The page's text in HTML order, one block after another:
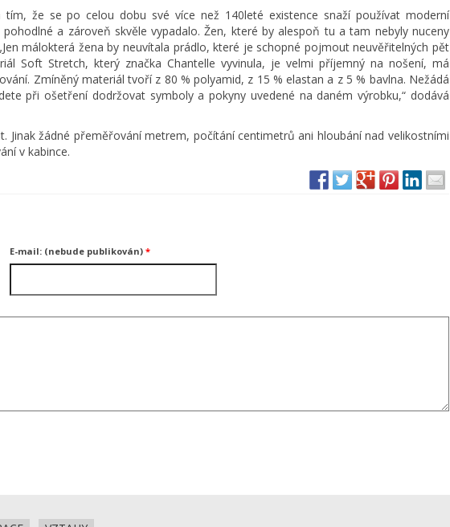
tím, že se po celou dobu své více než 140leté existence snaží používat moderní
a zároveň skvěle vypadalo. Žen, které by alespoň tu a tam nebyly nuceny
málokterá žena by neuvítala prádlo, které je schopné pojmout neuvěřitelných pět
Soft Stretch, který značka Chantelle vyvinula, je velmi příjemný na nošení, má
Zmíněný materiál tvoří z 80 % polyamid, z 15 % elastan a z 5 % bavlna. Nežádá
při ošetření dodržovat symboly a pokyny uvedené na daném výrobku,“ dodává
Jinak žádné přeměřování metrem, počítání centimetrů ani hloubání nad velikostními
v kabince.
E-mail: (nebude publikován) *